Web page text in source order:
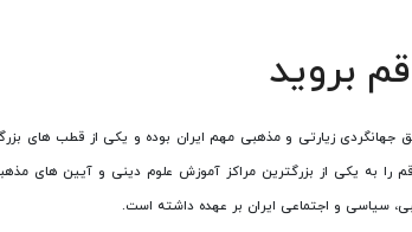
بروید
جهانگردی زیارتی و مذهبی مهم ایران بوده و یكی از قطب های
را به یكی از بزرگترین مراكز آموزش علوم دینی و آیین های
سیاسی و اجتماعی ایران بر عهده داشته است.